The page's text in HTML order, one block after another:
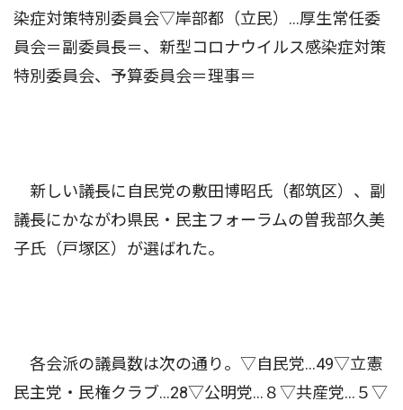
染症対策特別委員会▽岸部都（立民）...厚生常任委
員会＝副委員長＝、新型コロナウイルス感染症対策
特別委員会、予算委員会＝理事＝
新しい議長に自民党の敷田博昭氏（都筑区）、副
議長にかながわ県民・民主フォーラムの曽我部久美
子氏（戸塚区）が選ばれた。
各会派の議員数は次の通り。▽自民党...49▽立憲
民主党・民権クラブ...28▽公明党...８▽共産党...５▽